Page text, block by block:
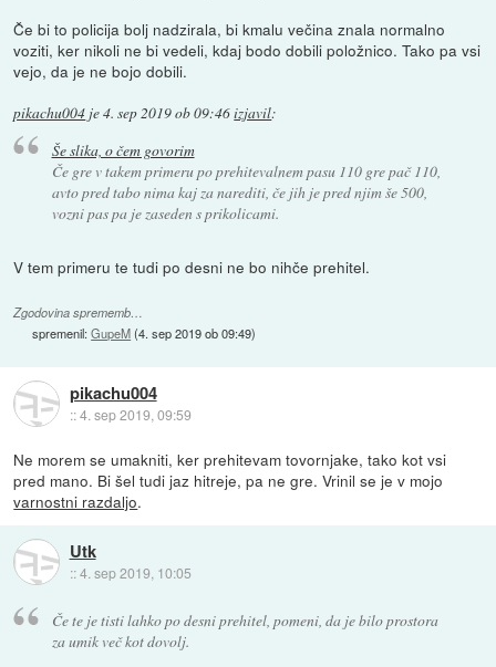
Če bi to policija bolj nadzirala, bi kmalu večina znala normalno
voziti, ker nikoli ne bi vedeli, kdaj bodo dobili položnico. Tako pa vsi
vejo, da je ne bojo dobili.
pikachu004 je4. sep 2019 ob 09:46izjavil:
Še slika, o čem govorim
Če gre v takem primeru po prehitevalnem pasu 110 gre pač 110,
avto pred tabo nima kaj za narediti, če jih je pred njim še 500,
vozni pas pa je zaseden s prikolicami.
V tem primeru te tudi po desni ne bo nihče prehitel.
Zgodovina sprememb…
spremenil:GupeM(4. sep 2019 ob 09:49)
pikachu004
::4. sep 2019, 09:59
Ne morem se umakniti, ker prehitevam tovornjake, tako kot vsi
pred mano. Bi šel tudi jaz hitreje, pa ne gre. Vrinil se je v mojo
varnostni razdaljo.
Utk
::4. sep 2019, 10:05
Če te je tisti lahko po desni prehitel, pomeni, da je bilo prostora
za umik več kot dovolj.